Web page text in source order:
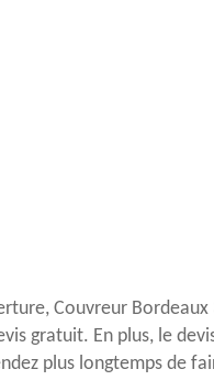
Couvreur Bordeaux
gratuit. En plus, le
plus longtemps de